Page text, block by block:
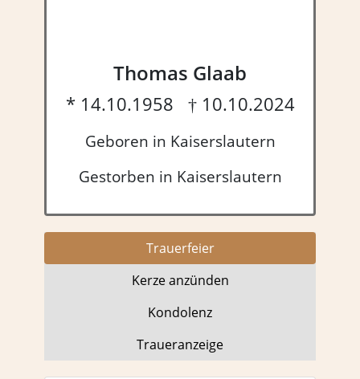
Thomas Glaab
* 14.10.1958 † 10.10.2024
Geboren in Kaiserslautern
Gestorben in Kaiserslautern
Trauer­feier
Kerze anzünden
Kondo­lenz
Trauer­anzeige